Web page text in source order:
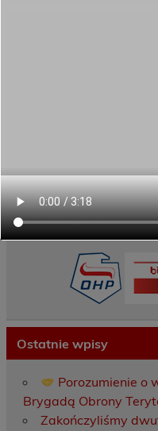
ECAM
Przydatne linki
Ostatnie wpisy
Porozumienie o
Brygadą Obrony
Zakończyliśmy